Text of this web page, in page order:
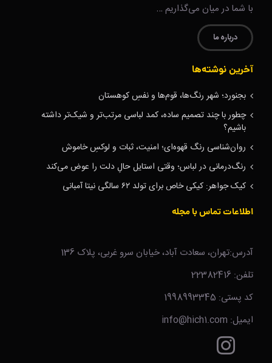
با شما در میان می‌گذاریم …
درباره ما
آخرین نوشته‌ها
بجنورد؛ شهر رنگ‌ها، قوم‌ها و نفسِ کوهستان
چطور با چند تصمیم ساده، کمد لباسی مرتب‌تر و شیک‌تر داشته
باشیم؟
روان‌شناسی رنگ قهوه‌ای؛ امنیت، ثبات و لوکسِ خاموش
رنگ‌درمانی در لباس؛ وقتی استایل حالِ دلت را عوض می‌کند
کیک جواهر: کیکی خاص برای تولد ۶۲ سالگی نیتا آمبانی
اطلاعات تماس با مجله
آدرس:تهران، سعادت آباد، خیابان سرو غربی، پلاک 136
تلفن: 22382416
کد پستی: 1998993345
ایمیل: info@hich1.com